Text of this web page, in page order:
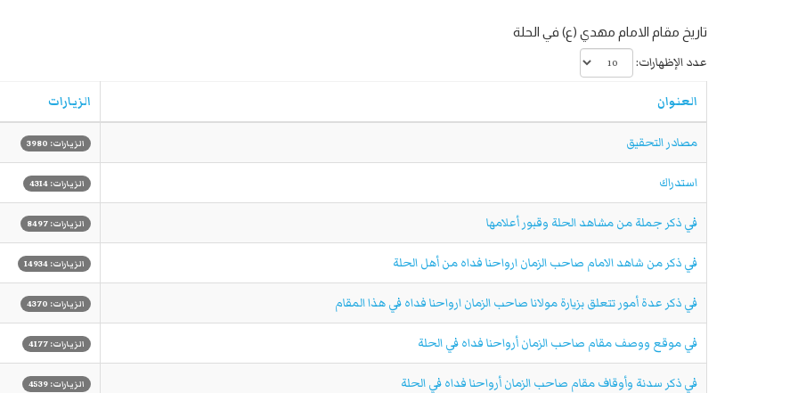
تاريخ مقام الامام مهدي (ع) في الحلة
عدد الإظهارات:
العنوان الزيارات
مصادر التحقيق الزيارات: 3980
استدراك الزيارات: 4314
في ذكر جملة من مشاهد الحلة وقبور أعلامها الزيارات: 8497
في ذكر من شاهد الامام صاحب الزمان ارواحنا فداه من أهل الحلة الزيارات: 14934
في ذكر عدة أمور تتعلق بزيارة مولانا صاحب الزمان ارواحنا فداه في هذا المقام الزيارات: 4370
في موقع ووصف مقام صاحب الزمان أرواحنا فداه في الحلة الزيارات: 4177
في ذكر سدنة وأوقاف مقام صاحب الزمان أرواحنا فداه في الحلة الزيارات: 4539